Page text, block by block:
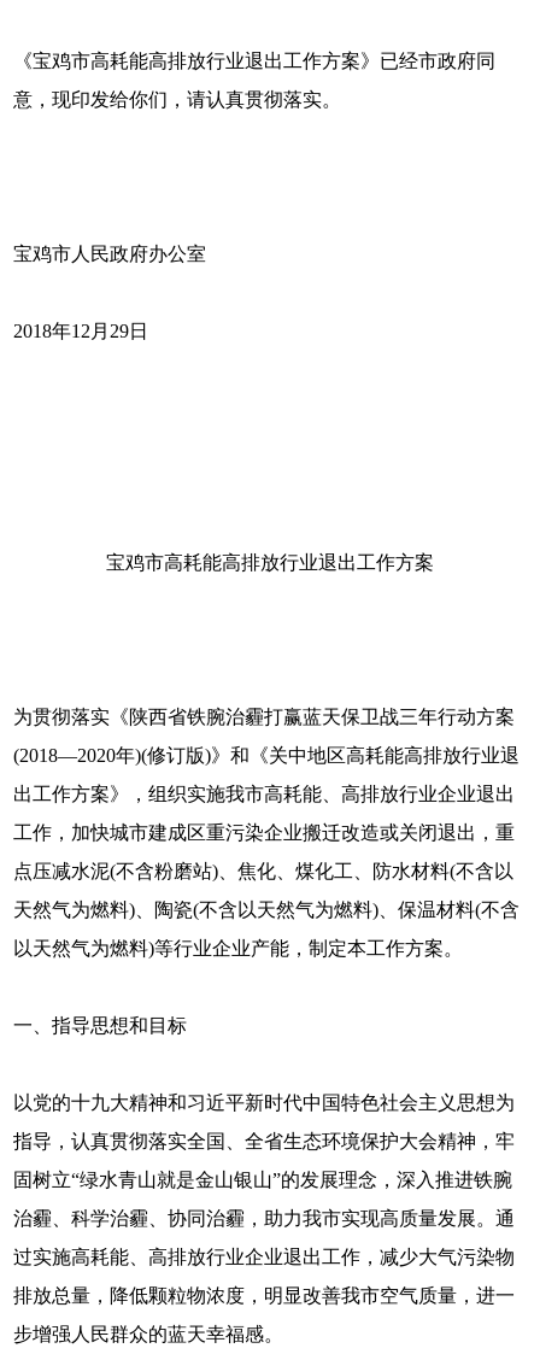
《宝鸡市高耗能高排放行业退出工作方案》已经市政府同
意，现印发给你们，请认真贯彻落实。
宝鸡市人民政府办公室
2018年12月29日
宝鸡市高耗能高排放行业退出工作方案
为贯彻落实《陕西省铁腕治霾打赢蓝天保卫战三年行动方案
(2018—2020年)(修订版)》和《关中地区高耗能高排放行业退
出工作方案》，组织实施我市高耗能、高排放行业企业退出
工作，加快城市建成区重污染企业搬迁改造或关闭退出，重
点压减水泥(不含粉磨站)、焦化、煤化工、防水材料(不含以
天然气为燃料)、陶瓷(不含以天然气为燃料)、保温材料(不含
以天然气为燃料)等行业企业产能，制定本工作方案。
一、指导思想和目标
以党的十九大精神和习近平新时代中国特色社会主义思想为
指导，认真贯彻落实全国、全省生态环境保护大会精神，牢
固树立“绿水青山就是金山银山”的发展理念，深入推进铁腕
治霾、科学治霾、协同治霾，助力我市实现高质量发展。通
过实施高耗能、高排放行业企业退出工作，减少大气污染物
排放总量，降低颗粒物浓度，明显改善我市空气质量，进一
步增强人民群众的蓝天幸福感。